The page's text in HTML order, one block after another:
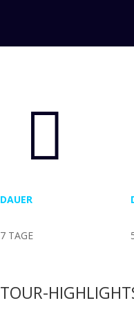

DAUER
7 TAGE
TOUR-